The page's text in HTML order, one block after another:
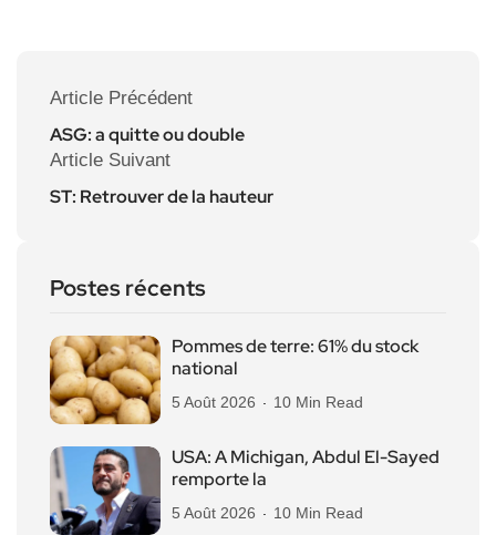
Article Précédent
ASG: a quitte ou double
Article Suivant
ST: Retrouver de la hauteur
Postes récents
Pommes de terre: 61% du stock
national
5 Août 2026 10 Min Read
USA: A Michigan, Abdul El-Sayed
remporte la
5 Août 2026 10 Min Read